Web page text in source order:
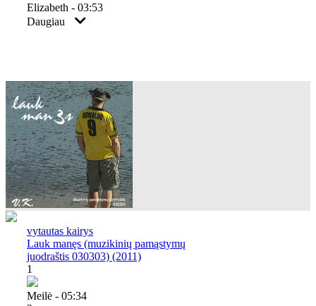
Elizabeth - 03:53
Daugiau
vytautas kairys
Lauk manęs (muzikinių pamąstymų
juodraštis 030303) (2011)
1
Meilė - 05:34